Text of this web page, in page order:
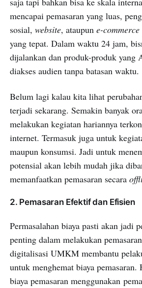
mencapai pemasaran yang luas,
sosial, website, ataupun e-commerce
yang tepat. Dalam waktu 24 jam,
dijalankan dan produk-produk yang
diakses audien tanpa batasan waktu.
Belum lagi kalau kita lihat
terjadi sekarang. Semakin banyak
melakukan kegiatan hariannya
internet. Termasuk juga untuk
maupun konsumsi. Jadi untuk
potensial akan lebih mudah jika
memanfaatkan pemasaran secara
2. Pemasaran Efektif dan Efisien
Permasalahan biaya pasti akan jadi
penting dalam melakukan
digitalisasi UMKM membantu
untuk menghemat biaya pemasaran.
biaya pemasaran menggunakan